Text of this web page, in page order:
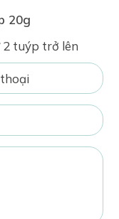
20g
2 tuýp trở lên